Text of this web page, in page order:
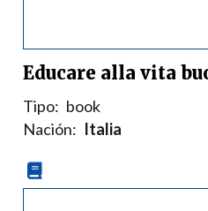
Educare alla vita
Tipo: book
Nación: Italia